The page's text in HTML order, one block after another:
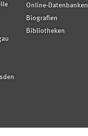
Online-Datenbanken
Biografien
Bibliotheken